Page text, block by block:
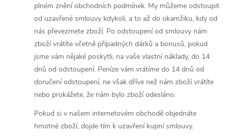
plném znění obchodních podmínek. My můžeme odstoupit
od uzavřené smlouvy kdykoli, a to až do okamžiku, kdy od
nás převezmete zboží. Po odstoupení od smlouvy nám
zboží vrátíte včetně případných dárků a bonusů, pokud
jsme vám nějaké poskytli, na vaše vlastní náklady, do 14
dnů od odstoupení. Peníze vám vrátíme do 14 dnů od
doručení odstoupení, ne však dříve než nám zboží vrátíte
nebo prokážete, že nám bylo zboží odesláno.
Pokud si v našem internetovém obchodě objednáte
hmotné zboží, dojde tím k uzavření kupní smlouvy.